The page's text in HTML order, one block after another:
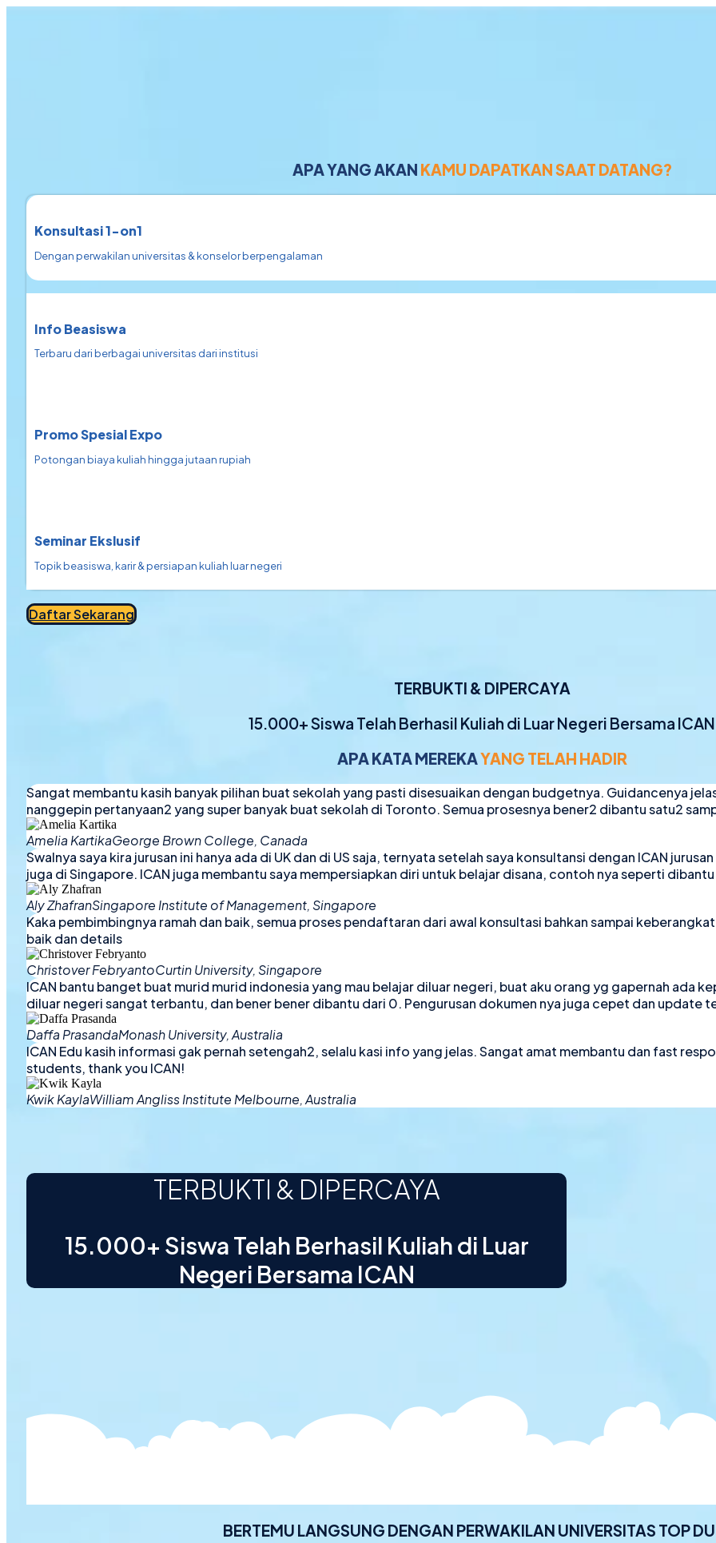
APA YANG AKAN KAMU DAPATKAN SAAT DATANG?
Konsultasi 1-on1
Dengan perwakilan universitas & konselor berpengalaman
Info Beasiswa
Terbaru dari berbagai universitas dari institusi
Promo Spesial Expo
Potongan biaya kuliah hingga jutaan rupiah
Seminar Ekslusif
Topik beasiswa, karir & persiapan kuliah luar negeri
Daftar Sekarang
TERBUKTI & DIPERCAYA
15.000+ Siswa Telah Berhasil Kuliah di Luar Negeri Bersama ICAN
APA KATA MEREKAYANG TELAH HADIR
Sangat membantu kasih banyak pilihan buat sekolah yang pasti disesuaikan dengan budgetnya. Guidancenya
nanggepin pertanyaan2 yang super banyak buat sekolah di Toronto. Semua prosesnya bener2 dibantu satu2
Amelia KartikaGeorge Brown College, Canada
Swalnya saya kira jurusan ini hanya ada di UK dan di US saja, ternyata setelah saya konsultansi dengan ICAN
juga di Singapore. ICAN juga membantu saya mempersiapkan diri untuk belajar disana, contoh nya seperti dibantu
Aly ZhafranSingapore Institute of Management, Singapore
Kaka pembimbingnya ramah dan baik, semua proses pendaftaran dari awal konsultasi bahkan sampai
baik dan details
Christover FebryantoCurtin University, Singapore
ICAN bantu banget buat murid murid indonesia yang mau belajar diluar negeri, buat aku orang yg gapernah ada
diluar negeri sangat terbantu, dan bener bener dibantu dari 0. Pengurusan dokumen nya juga cepet dan update
Daffa PrasandaMonash University, Australia
ICAN Edu kasih informasi gak pernah setengah2, selalu kasi info yang jelas. Sangat amat membantu dan fast
students, thank you ICAN!
Kwik KaylaWilliam Angliss Institute Melbourne, Australia
TERBUKTI & DIPERCAYA
15.000+ Siswa Telah Berhasil Kuliah di Luar
Negeri Bersama ICAN
BERTEMU LANGSUNG DENGAN PERWAKILAN UNIVERSITAS TOP